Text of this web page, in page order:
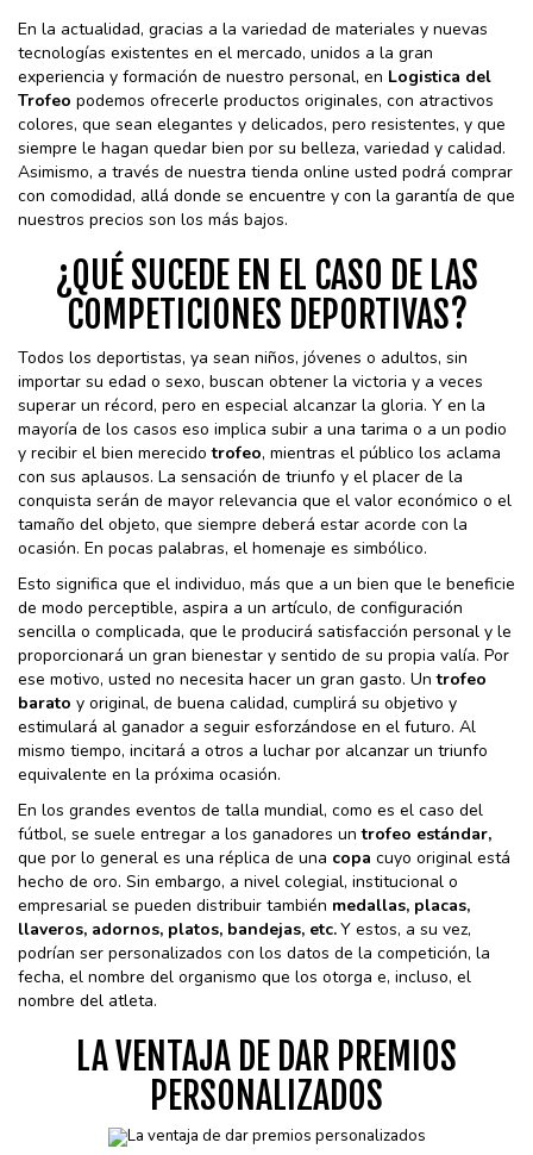
En la actualidad, gracias a la variedad de materiales y nuevas
tecnologías existentes en el mercado, unidos a la gran
experiencia y formación de nuestro personal, en Logistica del
Trofeo podemos ofrecerle productos originales, con atractivos
colores, que sean elegantes y delicados, pero resistentes, y que
siempre le hagan quedar bien por su belleza, variedad y calidad.
Asimismo, a través de nuestra tienda online usted podrá comprar
con comodidad, allá donde se encuentre y con la garantía de que
nuestros precios son los más bajos.
¿QUÉ SUCEDE EN EL CASO DE LAS
COMPETICIONES DEPORTIVAS?
Todos los deportistas, ya sean niños, jóvenes o adultos, sin
importar su edad o sexo, buscan obtener la victoria y a veces
superar un récord, pero en especial alcanzar la gloria. Y en la
mayoría de los casos eso implica subir a una tarima o a un podio
y recibir el bien merecidotrofeo, mientras el público los aclama
con sus aplausos. La sensación de triunfo y el placer de la
conquista serán de mayor relevancia que el valor económico o el
tamaño del objeto, que siempre deberá estar acorde con la
ocasión. En pocas palabras, el homenaje es simbólico.
Esto significa que el individuo, más que a un bien que le beneficie
de modo perceptible, aspira a un artículo, de configuración
sencilla o complicada, que le producirá satisfacción personal y le
proporcionará un gran bienestar y sentido de su propia valía. Por
ese motivo, usted no necesita hacer un gran gasto. Untrofeo
barato y original, de buena calidad, cumplirá su objetivo y
estimulará al ganador a seguir esforzándose en el futuro. Al
mismo tiempo, incitará a otros a luchar por alcanzar un triunfo
equivalente en la próxima ocasión.
En los grandes eventos de talla mundial, como es el caso del
fútbol, se suele entregar a los ganadores untrofeo estándar,
que por lo general es una réplica de una copa cuyo original está
hecho de oro. Sin embargo, a nivel colegial, institucional o
empresarial se pueden distribuir también medallas, placas,
llaveros, adornos, platos, bandejas, etc.Y estos, a su vez,
podrían ser personalizados con los datos de la competición, la
fecha, el nombre del organismo que los otorga e, incluso, el
nombre del atleta.
LA VENTAJA DE DAR PREMIOS
PERSONALIZADOS